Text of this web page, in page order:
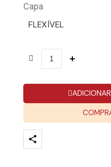
Capa
FLEXÍVEL